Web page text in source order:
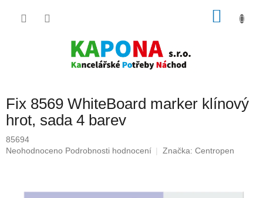
Fix 8569 WhiteBoard marker klínový
hrot, sada 4 barev
85694
Průměrné
Neohodnoceno Podrobnosti hodnocení Značka: Centropen